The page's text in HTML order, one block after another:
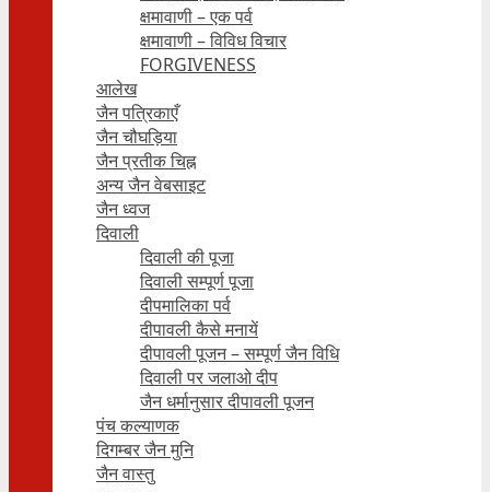
क्षमावाणी – एक पर्व
क्षमावाणी – विविध विचार
FORGIVENESS
आलेख
जैन पत्रिकाएँ
जैन चौघड़िया
जैन प्रतीक चिह्न
अन्य जैन वेबसाइट
जैन ध्वज
दिवाली
दिवाली की पूजा
दिवाली सम्पूर्ण पूजा
दीपमालिका पर्व
दीपावली कैसे मनायें
दीपावली पूजन – सम्पूर्ण जैन विधि
दिवाली पर जलाओ दीप
जैन धर्मानुसार दीपावली पूजन
पंच कल्याणक
दिगम्बर जैन मुनि
जैन वास्तु